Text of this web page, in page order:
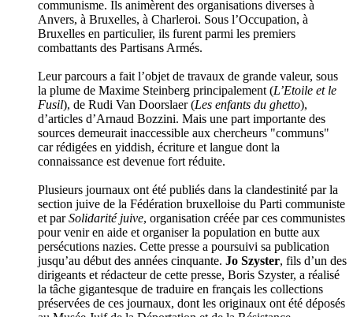
communisme. Ils animèrent des organisations diverses à
Anvers, à Bruxelles, à Charleroi. Sous l’Occupation, à
Bruxelles en particulier, ils furent parmi les premiers
combattants des Partisans Armés.
Leur parcours a fait l’objet de travaux de grande valeur, sous
la plume de Maxime Steinberg principalement (L’Etoile et le
Fusil), de Rudi Van Doorslaer (Les enfants du ghetto),
d’articles d’Arnaud Bozzini. Mais une part importante des
sources demeurait inaccessible aux chercheurs "communs"
car rédigées en yiddish, écriture et langue dont la
connaissance est devenue fort réduite.
Plusieurs journaux ont été publiés dans la clandestinité par la
section juive de la Fédération bruxelloise du Parti communiste
et parSolidarité juive, organisation créée par ces communistes
pour venir en aide et organiser la population en butte aux
persécutions nazies. Cette presse a poursuivi sa publication
jusqu’au début des années cinquante. Jo Szyster, fils d’un des
dirigeants et rédacteur de cette presse, Boris Szyster, a réalisé
la tâche gigantesque de traduire en français les collections
préservées de ces journaux, dont les originaux ont été déposés